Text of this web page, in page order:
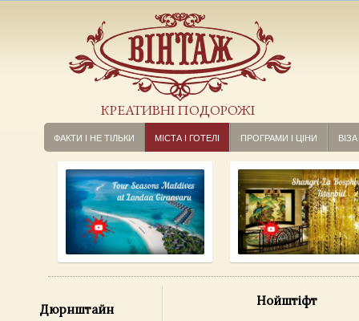
КРЕАТИВНІ ПОДОРОЖІ
ФАКТИ І НЕ ТІЛЬКИ МІСТА І ГОТЕЛІ ПРОГРАМИ І ЦІНИ ВІЗА
Дюрнштайн
Нойштіфт